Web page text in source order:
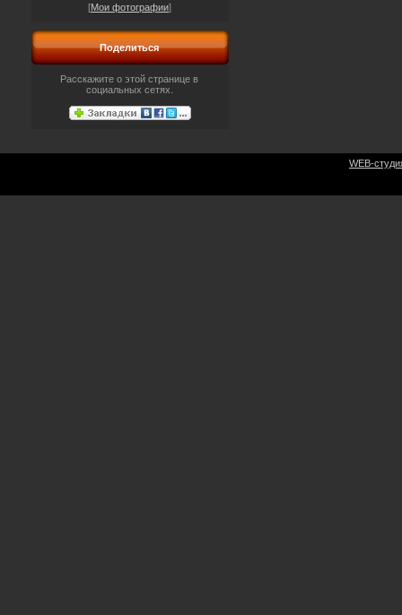
[Мои фотографии]
Поделиться
Расскажите о этой странице в
социальных сетях.
WEB-